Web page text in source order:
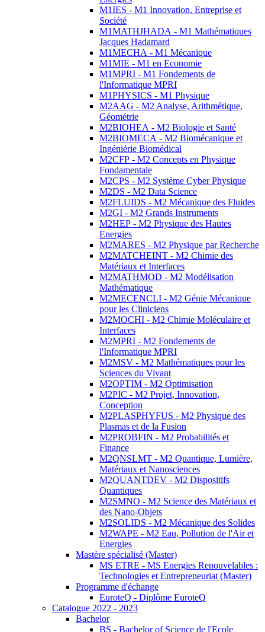
M1IES - M1 Innovation, Entreprise et
Société
M1MATHJHADA - M1 Mathématiques
Jacques Hadamard
M1MECHA - M1 Mécanique
M1MIE - M1 en Economie
M1MPRI - M1 Fondements de
l'Informatique MPRI
M1PHYSICS - M1 Physique
M2AAG - M2 Analyse, Arithmétique,
Géométrie
M2BIOHEA - M2 Biologie et Santé
M2BIOMECA - M2 Biomécanique et
Ingéniérie Biomédical
M2CFP - M2 Concepts en Physique
Fondamentale
M2CPS - M2 Système Cyber Physique
M2DS - M2 Data Science
M2FLUIDS - M2 Mécanique des Fluides
M2GI - M2 Grands Instruments
M2HEP - M2 Physique des Hautes
Energies
M2MARES - M2 Physique par Recherche
M2MATCHEINT - M2 Chimie des
Matériaux et Interfaces
M2MATHMOD - M2 Modélisation
Mathématique
M2MECENCLI - M2 Génie Mécanique
pour les Cliniciens
M2MOCHI - M2 Chimie Moléculaire et
Interfaces
M2MPRI - M2 Fondements de
l'Informatique MPRI
M2MSV - M2 Mathématiques pour les
Sciences du Vivant
M2OPTIM - M2 Optimisation
M2PIC - M2 Projet, Innovation,
Conception
M2PLASPHYFUS - M2 Physique des
Plasmas et de la Fusion
M2PROBFIN - M2 Probabilités et
Finance
M2QNSLMT - M2 Quantique, Lumière,
Matériaux et Nanosciences
M2QUANTDEV - M2 Dispositifs
Quantiques
M2SMNO - M2 Science des Matériaux et
des Nano-Objets
M2SOLIDS - M2 Mécanique des Solides
M2WAPE - M2 Eau, Pollution de l'Air et
Energies
Mastère spécialisé (Master)
MS ETRE - MS Energies Renouvelables :
Technologies et Entrepreneuriat (Master)
Programme d'échange
EuroteQ - Diplôme EuroteQ
Catalogue 2022 - 2023
Bachelor
BS - Bachelor of Science de l'Ecole